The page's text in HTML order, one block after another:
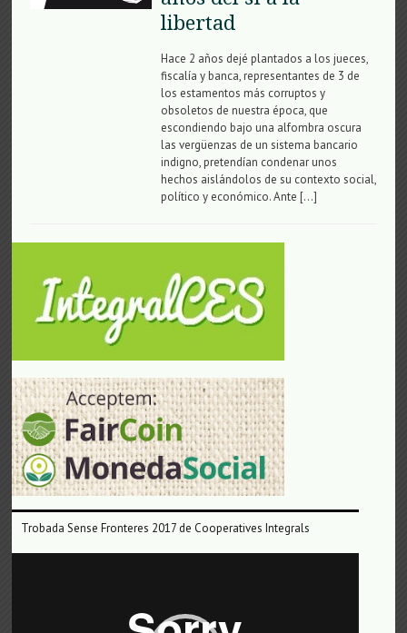
libertad
Hace 2 años dejé plantados a los jueces,
fiscalía y banca, representantes de 3 de
los estamentos más corruptos y
obsoletos de nuestra época, que
escondiendo bajo una alfombra oscura
las vergüenzas de un sistema bancario
indigno, pretendían condenar unos
hechos aislándolos de su contexto social,
político y económico. Ante […]
Trobada Sense Fronteres 2017 de Cooperatives Integrals